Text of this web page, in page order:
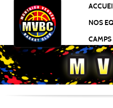
NOS
Panneau de gestion des